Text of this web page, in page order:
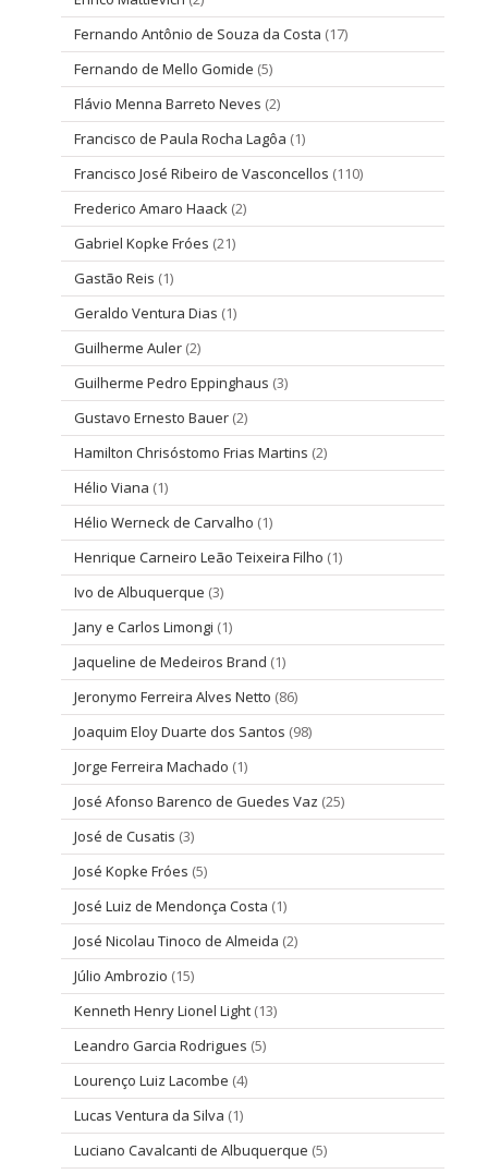
Fernando Antônio de Souza da Costa (17)
Fernando de Mello Gomide (5)
Flávio Menna Barreto Neves (2)
Francisco de Paula Rocha Lagôa (1)
Francisco José Ribeiro de Vasconcellos (110)
Frederico Amaro Haack (2)
Gabriel Kopke Fróes (21)
Gastão Reis (1)
Geraldo Ventura Dias (1)
Guilherme Auler (2)
Guilherme Pedro Eppinghaus (3)
Gustavo Ernesto Bauer (2)
Hamilton Chrisóstomo Frias Martins (2)
Hélio Viana (1)
Hélio Werneck de Carvalho (1)
Henrique Carneiro Leão Teixeira Filho (1)
Ivo de Albuquerque (3)
Jany e Carlos Limongi (1)
Jaqueline de Medeiros Brand (1)
Jeronymo Ferreira Alves Netto (86)
Joaquim Eloy Duarte dos Santos (98)
Jorge Ferreira Machado (1)
José Afonso Barenco de Guedes Vaz (25)
José de Cusatis (3)
José Kopke Fróes (5)
José Luiz de Mendonça Costa (1)
José Nicolau Tinoco de Almeida (2)
Júlio Ambrozio (15)
Kenneth Henry Lionel Light (13)
Leandro Garcia Rodrigues (5)
Lourenço Luiz Lacombe (4)
Lucas Ventura da Silva (1)
Luciano Cavalcanti de Albuquerque (5)